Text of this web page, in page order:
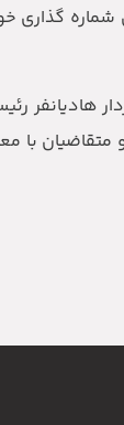
شماره گذاری
هادیانفر
شماره گذاری با ۵۰ درصد ظرفیت